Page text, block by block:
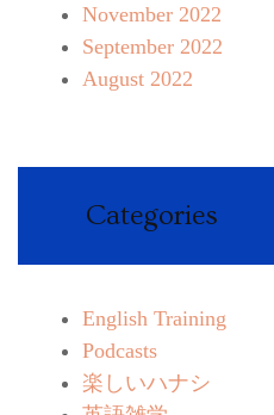
November 2022
September 2022
August 2022
Categories
English Training
Podcasts
楽しいハナシ